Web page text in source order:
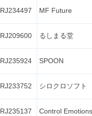
RJ234497 MF Future
RJ209600 るしまる堂
RJ235924 SPOON
RJ233752 シロクロソフト
RJ235137 Control Emotions